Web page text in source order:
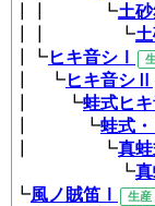
┃┃ ┗土砂
┃┃ ┗
┃┗ヒキ音シⅠ
┃ ┗ヒキ音シⅡ
┃ ┗蛙式ヒ
┃ ┗蛙式
┃ ┗真
┗
┗風ノ賊笛Ⅰ 生産